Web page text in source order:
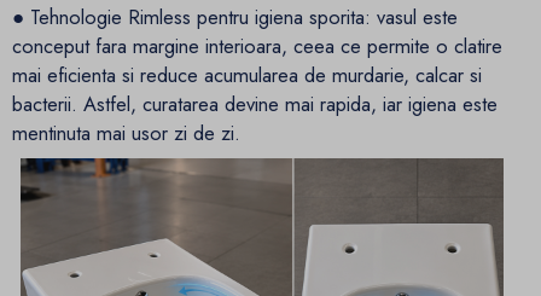
● Tehnologie Rimless pentru igiena sporita: vasul este
conceput fara margine interioara, ceea ce permite o clatire
mai eficienta si reduce acumularea de murdarie, calcar si
bacterii. Astfel, curatarea devine mai rapida, iar igiena este
mentinuta mai usor zi de zi.